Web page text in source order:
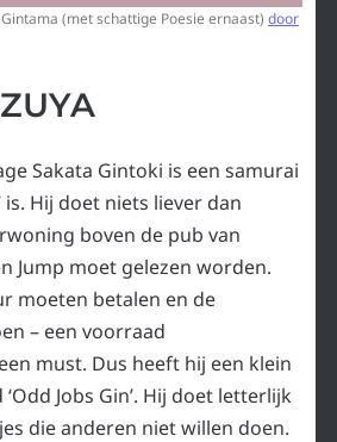
(met schattige Poesie ernaast) door
Sakata Gintoki is een samurai
is. Hij doet niets liever dan
boven de pub van
Jump moet gelezen worden.
moeten betalen en de
– een voorraad
must. Dus heeft hij een klein
Jobs Gin’. Hij doet letterlijk
die anderen niet willen doen.